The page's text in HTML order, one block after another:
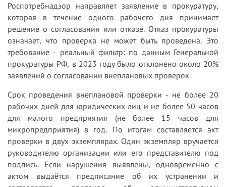
Роспотребнадзор направляет заявление в прокуратуру,
которая в течение одного рабочего дня принимает
решение о согласовании или отказе. Отказ прокуратуры
означает, что проверка не может быть проведена. Это
требование - реальный фильтр: по данным Генеральной
прокуратуры РФ, в 2023 году было отклонено около 20%
заявлений о согласовании внеплановых проверок.
Срок проведения внеплановой проверки - не более 20
рабочих дней для юридических лиц и не более 50 часов
для малого предприятия (не более 15 часов для
микропредприятия) в год. По итогам составляется акт
проверки в двух экземплярах. Один экземпляр вручается
руководителю организации или его представителю под
подпись. Если нарушения выявлены, одновременно с
актом выдаётся предписание об их устранении и